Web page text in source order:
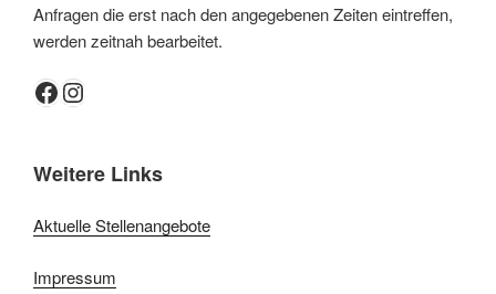
Anfragen die erst nach den angegebenen Zeiten eintreffen,
werden zeitnah bearbeitet.
Facebook Instagram
Weitere Links
Aktuelle Stellenangebote
Impressum